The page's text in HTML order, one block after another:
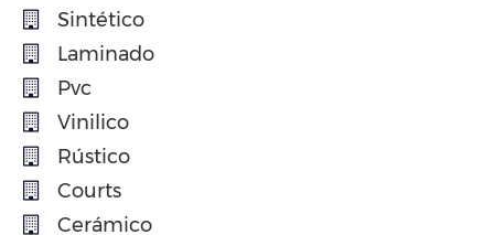
Sintético
Laminado
Pvc
Vinilico
Rústico
Courts
Cerámico